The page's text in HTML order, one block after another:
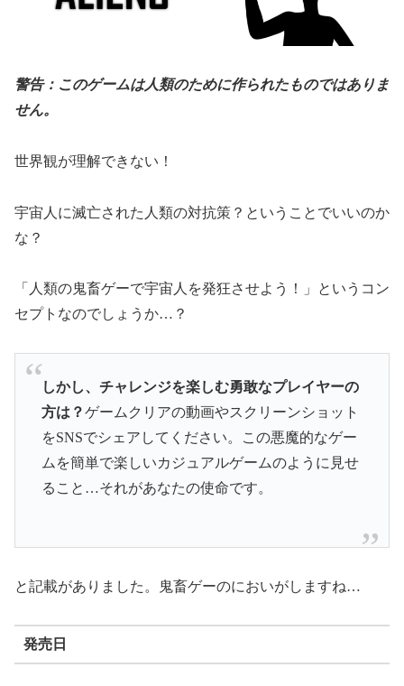
警告：このゲームは人類のために作られたものではありま
せん。
世界観が理解できない！
宇宙人に滅亡された人類の対抗策？ということでいいのか
な？
「人類の鬼畜ゲーで宇宙人を発狂させよう！」というコン
セプトなのでしょうか…？
しかし、チャレンジを楽しむ勇敢なプレイヤーの
方は？ゲームクリアの動画やスクリーンショット
をSNSでシェアしてください。この悪魔的なゲー
ムを簡単で楽しいカジュアルゲームのように見せ
ること…それがあなたの使命です。
と記載がありました。鬼畜ゲーのにおいがしますね…
発売日